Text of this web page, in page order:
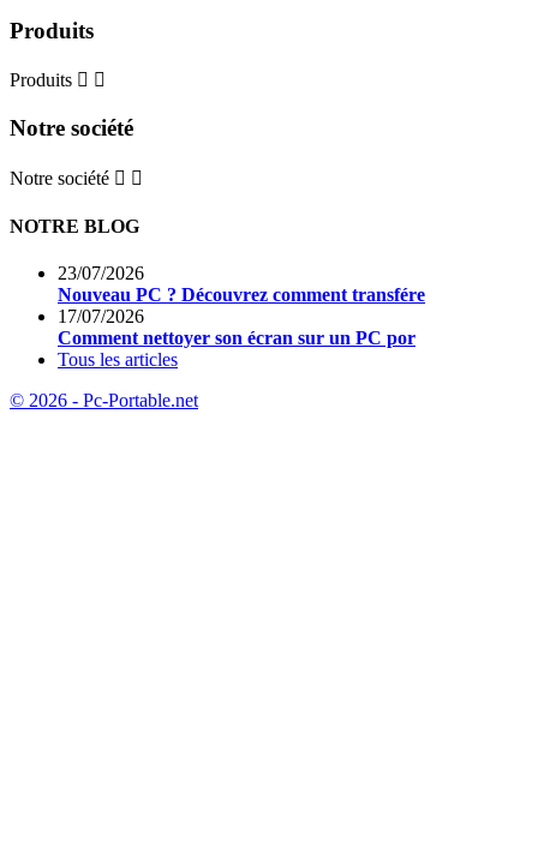
Produits
Produits  
Notre société
Notre société  
NOTRE BLOG
23/07/2026
Nouveau PC ? Découvrez comment transfére
17/07/2026
Comment nettoyer son écran sur un PC por
Tous les articles
© 2026 - Pc-Portable.net